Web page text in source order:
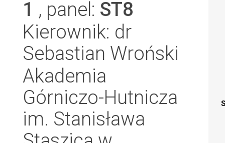
1 , panel: ST8
Kierownik: dr
Sebastian Wroński
Akademia
Górniczo-Hutnicza
im. Stanisława